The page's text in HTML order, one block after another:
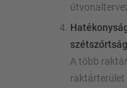
A több
raktárterület